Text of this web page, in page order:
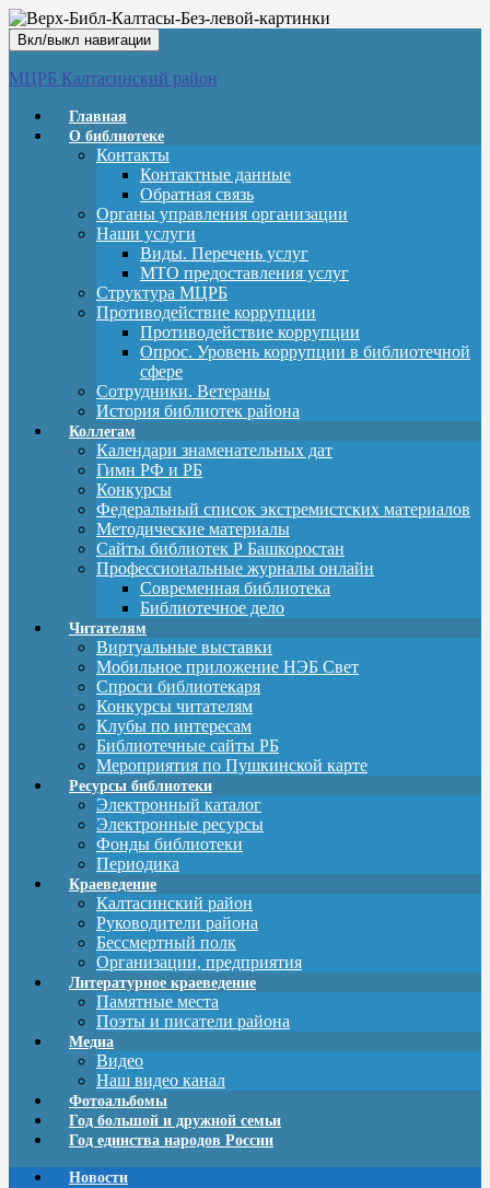
Вкл/выкл навигации
МЦРБ Калтасинский район
Главная
О библиотеке
Контакты
Контактные данные
Обратная связь
Органы управления организации
Наши услуги
Виды. Перечень услуг
МТО предоставления услуг
Структура МЦРБ
Противодействие коррупции
Противодействие коррупции
Опрос. Уровень коррупции в библиотечной
сфере
Сотрудники. Ветераны
История библиотек района
Коллегам
Календари знаменательных дат
Гимн РФ и РБ
Конкурсы
Федеральный список экстремистских материалов
Методические материалы
Сайты библиотек Р Башкоростан
Профессиональные журналы онлайн
Современная библиотека
Библиотечное дело
Читателям
Виртуальные выставки
Мобильное приложение НЭБ Свет
Спроси библиотекаря
Конкурсы читателям
Клубы по интересам
Библиотечные сайты РБ
Мероприятия по Пушкинской карте
Ресурсы библиотеки
Электронный каталог
Электронные ресурсы
Фонды библиотеки
Периодика
Краеведение
Калтасинский район
Руководители района
Бессмертный полк
Организации, предприятия
Литературное краеведение
Памятные места
Поэты и писатели района
Медиа
Видео
Наш видео канал
Фотоальбомы
Год большой и дружной семьи
Год единства народов России
Новости